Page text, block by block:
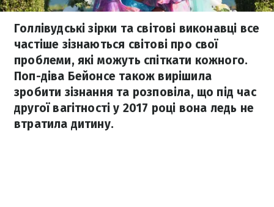
Голлівудські зірки та світові виконавці все
частіше зізнаються світові про свої
проблеми, які можуть спіткати кожного.
Поп-діва Бейонсе також вирішила
зробити зізнання та розповіла, що під час
другої вагітності у 2017 році вона ледь не
втратила дитину.